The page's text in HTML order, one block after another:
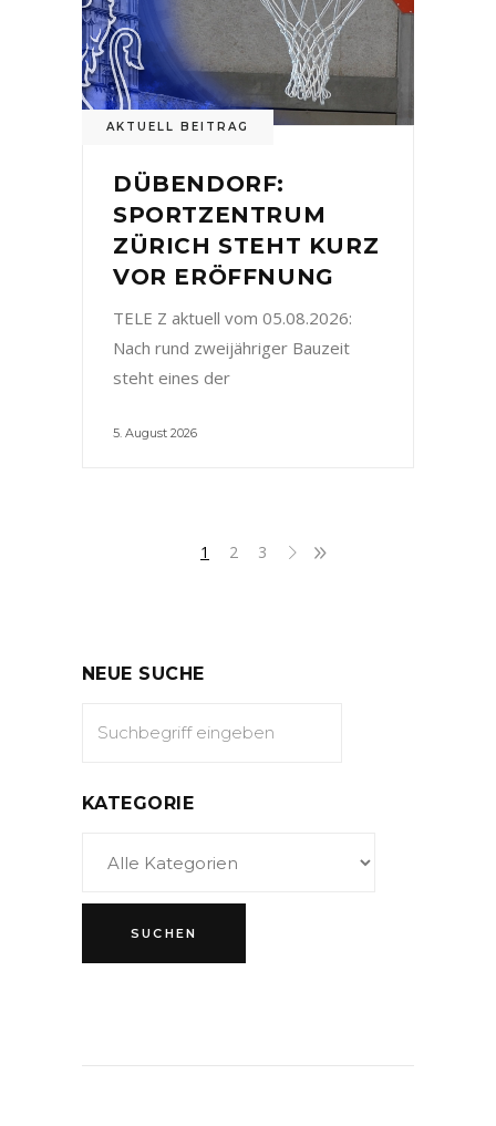
AKTUELL BEITRAG
DÜBENDORF:
SPORTZENTRUM
ZÜRICH STEHT KURZ
VOR ERÖFFNUNG
TELE Z aktuell vom 05.08.2026:
Nach rund zweijähriger Bauzeit
steht eines der
5. August 2026
1 2 3
NEUE SUCHE
KATEGORIE